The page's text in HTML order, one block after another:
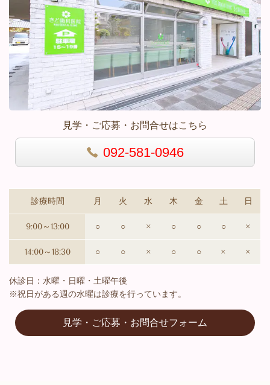
見学・ご応募・お問合せはこちら
092-581-0946
診療時間 月 火 水 木 金 土 日
9:00～13:00 ○ ○ × ○ ○ ○ ×
14:00～18:30 ○ ○ × ○ ○ × ×
休診日：水曜・日曜・土曜午後
※祝日がある週の水曜は診療を行っています。
見学・ご応募・お問合せフォーム